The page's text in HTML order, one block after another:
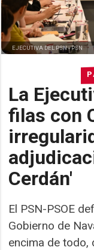
La
filas con
Cerdán'
El PSN-PSOE
Gobierno de
encima de todo,
EJECUTIVA DEL PSN -PSN